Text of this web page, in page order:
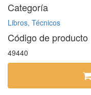
Categoría
Libros, Técnicos
Código de producto
49440